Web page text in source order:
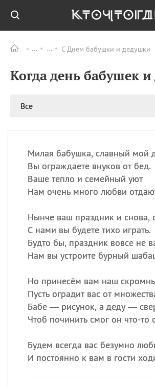
С Днем бабушки и дедушки
Когда день бабушек
Все
Милая бабушка, славный мой
Вы ограждаете внуков от бед.
Ваше тепло и семейный уют
Нам очень много любви
Нынче ваш праздник и снова,
С нами вы будете тихо играть.
Будто бы, праздник вовсе не
Нам вы устроите бурный
Но принесём вам наш
Пусть оградит вас от
Бабе — рисунок, а деду —
Чтоб починить смог он что-то
Будем всегда вас безумно
И постоянно к вам в гости
ПРАЗДНИКИ
06.08
07.08 День
07.08
07.08
Бояка
ИМЕНА
Сегодня
Анатолий
, Еще
Кристина
Посмотреть